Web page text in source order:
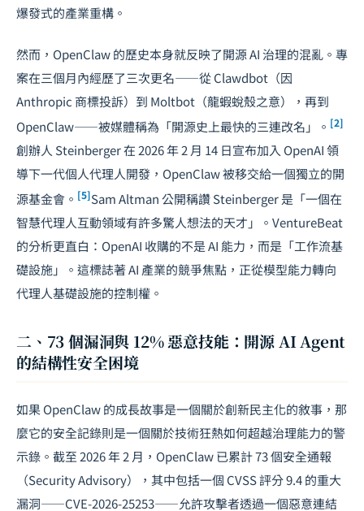
爆發式的產業重構。
然而，OpenClaw 的歷史本身就反映了開源 AI 治理的混亂。專
案在三個月內經歷了三次更名——從 Clawdbot（因
Anthropic 商標投訴）到 Moltbot（龍蝦蛻殼之意），再到
OpenClaw——被媒體稱為「開源史上最快的三連改名」。 [2]
創辦人 Steinberger 在 2026 年 2 月 14 日宣布加入 OpenAI 領
導下一代個人代理人開發，OpenClaw 被移交給一個獨立的開
源基金會。 [5]Sam Altman 公開稱讚 Steinberger 是「一個在
智慧代理人互動領域有許多驚人想法的天才」。VentureBeat
的分析更直白：OpenAI 收購的不是 AI 能力，而是「工作流基
礎設施」。這標誌著 AI 產業的競爭焦點，正從模型能力轉向
代理人基礎設施的控制權。
二、73 個漏洞與 12% 惡意技能：開源 AI Agent
的結構性安全困境
如果 OpenClaw 的成長故事是一個關於創新民主化的敘事，那
麼它的安全記錄則是一個關於技術狂熱如何超越治理能力的警
示錄。截至 2026 年 2 月，OpenClaw 已累計 73 個安全通報
（Security Advisory），其中包括一個 CVSS 評分 9.4 的重大
漏洞——CVE-2026-25253——允許攻擊者透過一個惡意連結